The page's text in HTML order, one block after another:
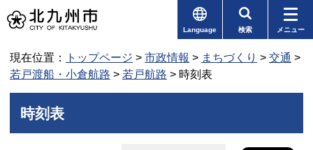
Language 検索 メニュー
現在位置： トップページ > 市政情報 > まちづくり > 交通 >
若戸渡船・小倉航路 > 若戸航路 > 時刻表
時刻表